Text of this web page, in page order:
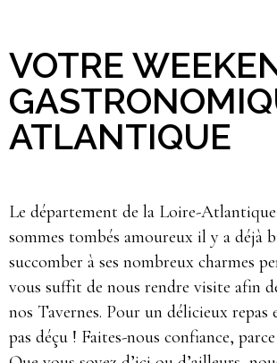
VOTRE
ATLANTIQUE
Le département de la Loire-
sommes tombés amoureux il y a déjà
succomber à ses nombreux charmes
vous suffit de nous rendre visite afin
nos Tavernes. Pour un délicieux
pas déçu ! Faites-nous confiance,